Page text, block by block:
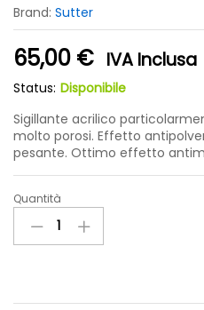
Brand: Sutter
65,00 € IVA Inclusa
Status: Disponibile
Sigillante acrilico
molto porosi. Effetto
pesante. Ottimo effetto
Sutter
Beton
Sigillante
per
Quantità